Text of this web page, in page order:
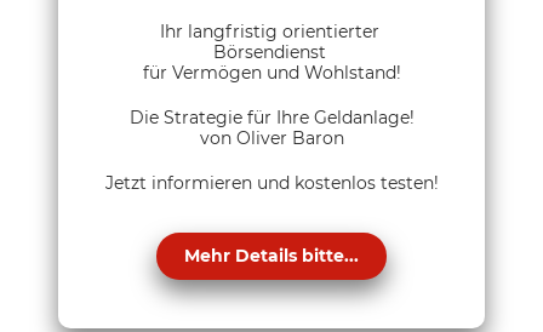
Ihr langfristig orientierter
Börsendienst
für Vermögen und Wohlstand!
Die Strategie für Ihre Geldanlage!
von Oliver Baron
Jetzt informieren und kostenlos testen!
Mehr Details bitte...